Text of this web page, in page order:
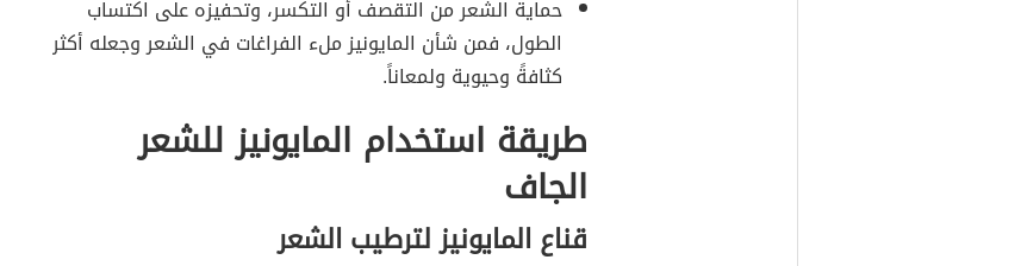
حماية الشعر من التقصف أو التكسر، وتحفيزه على اكتساب
الطول، فمن شأن المايونيز ملء الفراغات في الشعر وجعله أكثر
كثافةً وحيوية ولمعاناً.
طريقة استخدام المايونيز للشعر
الجاف
قناع المايونيز لترطيب الشعر